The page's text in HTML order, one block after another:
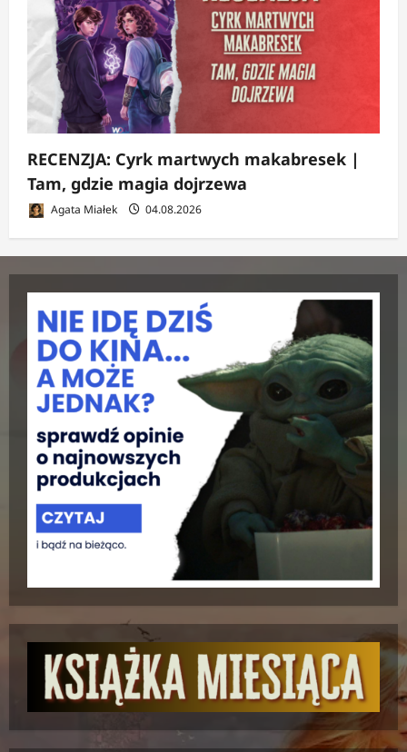
RECENZJA: Cyrk martwych makabresek |
Tam, gdzie magia dojrzewa
Agata Miałek 04.08.2026